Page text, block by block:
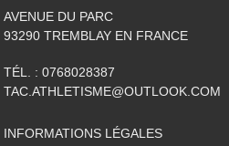
AVENUE DU PARC
93290 TREMBLAY EN FRANCE
TÉL. : 0768028387
TAC.ATHLETISME@OUTLOOK.COM
INFORMATIONS LÉGALES